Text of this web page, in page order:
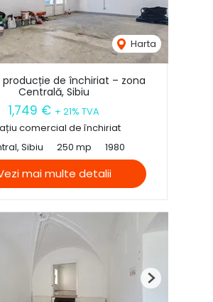
Harta
producție de închiriat – zona
Centrală, Sibiu
1,749 € + 21% TVA
comercial de închiriat
Sibiu
250 mp 1980
mai multe detalii
Next